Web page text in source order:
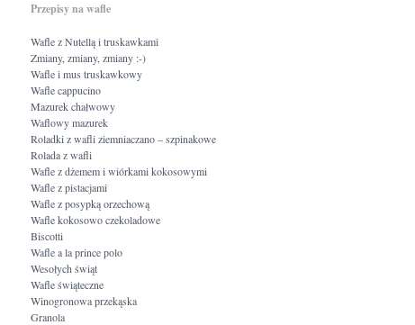
Przepisy na wafle
Wafle z Nutellą i truskawkami
Zmiany, zmiany, zmiany :-)
Wafle i mus truskawkowy
Wafle cappucino
Mazurek chałwowy
Waflowy mazurek
Roladki z wafli ziemniaczano – szpinakowe
Rolada z wafli
Wafle z dżemem i wiórkami kokosowymi
Wafle z pistacjami
Wafle z posypką orzechową
Wafle kokosowo czekoladowe
Biscotti
Wafle a la prince polo
Wesołych świąt
Wafle świąteczne
Winogronowa przekąska
Granola